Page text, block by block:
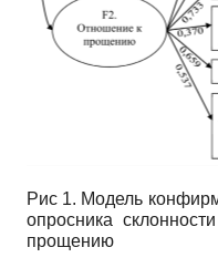
Рис 1. Модель
опросника
прощению